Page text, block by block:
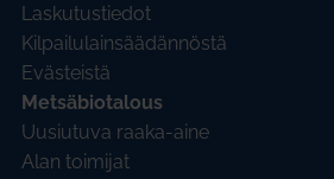
Laskutustiedot
Kilpailulainsäädännöstä
Evästeistä
Metsäbiotalous
Uusiutuva raaka-aine
Alan toimijat